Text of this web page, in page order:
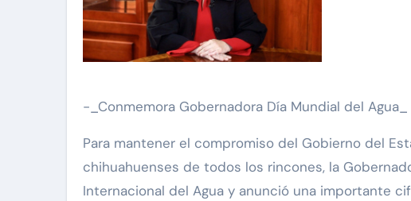
-_Conmemora Gobernadora Día Mundial del Agua_
Para mantener el compromiso del Gobierno del
chihuahuenses de todos los rincones, la
Internacional del Agua y anunció una importante